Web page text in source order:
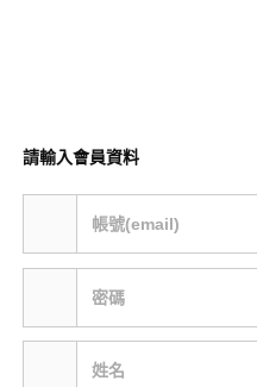
請輸入會員資料
帳號(email)
密碼
姓名